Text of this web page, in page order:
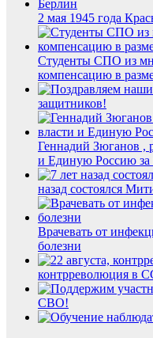
2 мая 1945 года
Студенты СПО из
компенсацию в
защитников!
Геннадий Зюганов ,
и Единую Россию
назад состоялся
Врачевать от
болезни
контрреволюция в
СВО!